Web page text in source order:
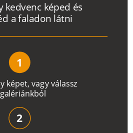
y képet, vagyválassz
galériánkból
kedvenc képed és
d a faladon látni
1
2